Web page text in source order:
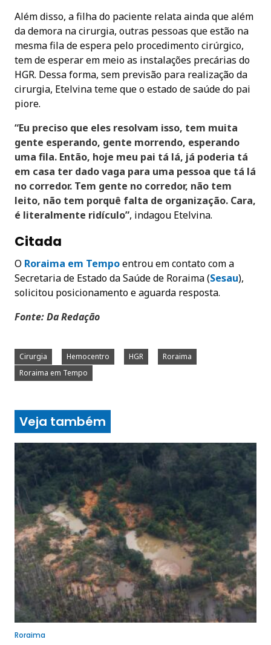
Além disso, a filha do paciente relata ainda que além
da demora na cirurgia, outras pessoas que estão na
mesma fila de espera pelo procedimento cirúrgico,
tem de esperar em meio as instalações precárias do
HGR. Dessa forma, sem previsão para realização da
cirurgia, Etelvina teme que o estado de saúde do pai
piore.
“Eu preciso que eles resolvam isso, tem muita
gente esperando, gente morrendo, esperando
uma fila. Então, hoje meu pai tá lá, já poderia tá
em casa ter dado vaga para uma pessoa que tá lá
no corredor. Tem gente no corredor, não tem
leito, não tem porquê falta de organização. Cara,
é literalmente ridículo”, indagou Etelvina.
Citada
O Roraima em Tempoentrou em contato com a
Secretaria de Estado da Saúde de Roraima (Sesau),
solicitou posicionamento e aguarda resposta.
Fonte: Da Redação
Cirurgia Hemocentro HGR
Roraima
Roraima em Tempo
Veja também
Roraima